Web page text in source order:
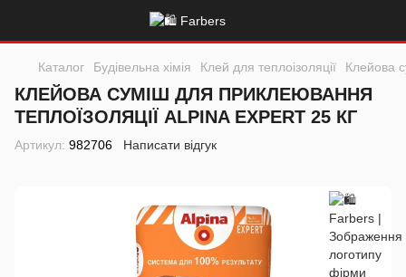
Каталог Будівельна хімія Клей для теплоізоляції Клейова
КЛЕЙОВА СУМІШ ДЛЯ ПРИКЛЕЮВАННЯ
ТЕПЛОЇЗОЛЯЦІЇ ALPINA EXPERT 25 КГ
Артикул: 982706 Написати відгук